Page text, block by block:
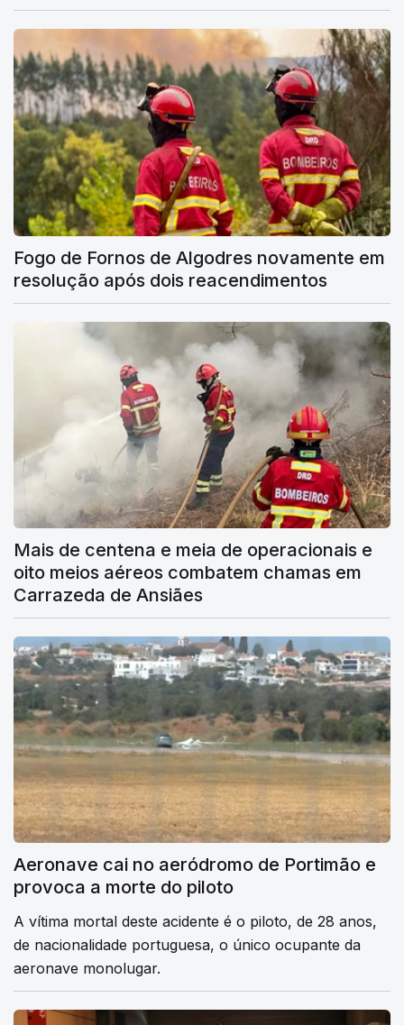
Fogo de Fornos de Algodres novamente em
resolução após dois reacendimentos
Mais de centena e meia de operacionais e
oito meios aéreos combatem chamas em
Carrazeda de Ansiães
Aeronave cai no aeródromo de Portimão e
provoca a morte do piloto
A vítima mortal deste acidente é o piloto, de 28 anos,
de nacionalidade portuguesa, o único ocupante da
aeronave monolugar.